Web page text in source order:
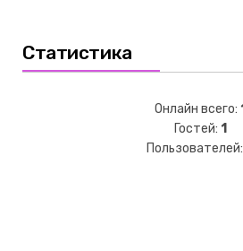
Статистика
Онлайн всего: 1
Гостей: 1
Пользователей: